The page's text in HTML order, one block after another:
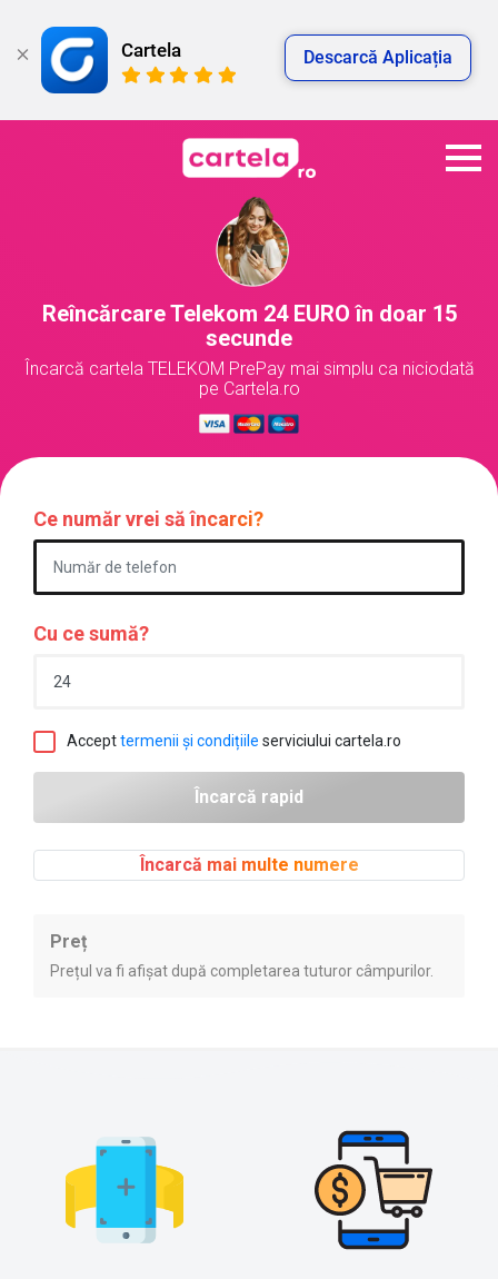
Cartela Descarcă Aplicația
Reîncărcare Telekom 24 EURO în doar 15
secunde
Încarcă cartela TELEKOM PrePay mai simplu ca niciodată
pe Cartela.ro
Ce număr vrei să încarci?
Cu ce sumă?
Accepttermenii și condițiile serviciului cartela.ro
Încarcă mai multe numere
Preț
Prețul va fi afișat după completarea tuturor câmpurilor.